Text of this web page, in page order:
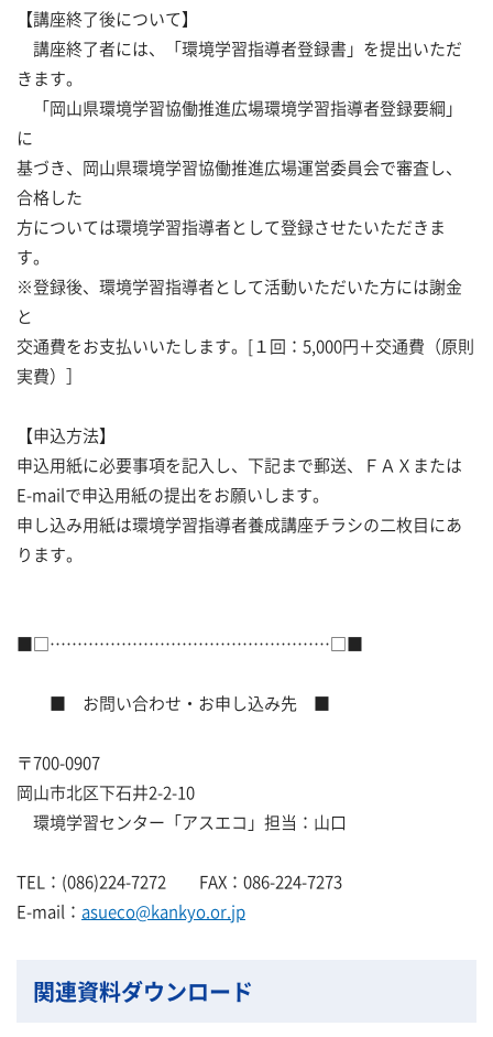
【講座終了後について】
講座終了者には、「環境学習指導者登録書」を提出いただ
きます。
「岡山県環境学習協働推進広場環境学習指導者登録要綱」
に
基づき、岡山県環境学習協働推進広場運営委員会で審査し、
合格した
方については環境学習指導者として登録させたいただきま
す。
※登録後、環境学習指導者として活動いただいた方には謝金
と
交通費をお支払いいたします。[１回：5,000円＋交通費（原則
実費）］
【申込方法】
申込用紙に必要事項を記入し、下記まで郵送、ＦＡＸまたは
E-mailで申込用紙の提出をお願いします。
申し込み用紙は環境学習指導者養成講座チラシの二枚目にあ
ります。
■□……………………………………………□■
■ お問い合わせ・お申し込み先 ■
〒700-0907
岡山市北区下石井2-2-10
環境学習センター「アスエコ」担当：山口
TEL：(086)224-7272 FAX：086-224-7273
E-mail： asueco@kankyo.or.jp
関連資料ダウンロード